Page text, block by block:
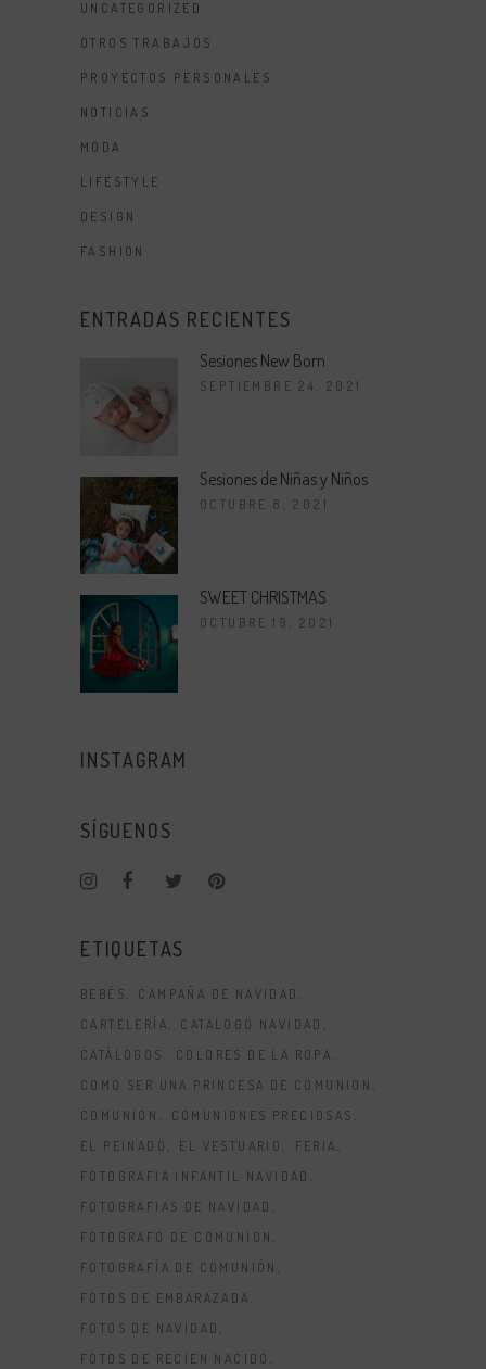
UNCATEGORIZED
OTROS TRABAJOS
PROYECTOS PERSONALES
NOTICIAS
MODA
LIFESTYLE
DESIGN
FASHION
ENTRADAS RECIENTES
Sesiones New Born
SEPTIEMBRE 24, 2021
Sesiones de Niñas y Niños
OCTUBRE 8, 2021
SWEET CHRISTMAS
OCTUBRE 19, 2021
INSTAGRAM
SÍGUENOS
ETIQUETAS
BEBÉS
CAMPAÑA DE NAVIDAD
CARTELERÍA
CATALOGO NAVIDAD
CATÁLOGOS
COLORES DE LA ROPA
COMO SER UNA PRINCESA DE COMUNION
COMUNION
COMUNIONES PRECIOSAS
EL PEINADO
EL VESTUARIO
FERIA
FOTOGRAFIA INFANTIL NAVIDAD
FOTOGRAFIAS DE NAVIDAD
FOTOGRAFO DE COMUNION
FOTOGRAFÍA DE COMUNIÓN
FOTOS DE EMBARAZADA
FOTOS DE NAVIDAD
FOTOS DE RECIEN NACIDO